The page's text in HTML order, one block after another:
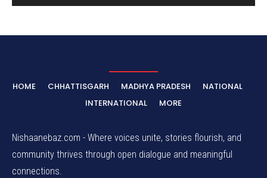
HOME CHHATTISGARH MADHYA PRADESH
NATIONAL
INTERNATIONAL
MORE
Nishaanebaz.com - Where voices unite, stories flourish, and
community thrives through open dialogue and meaningful
connections.